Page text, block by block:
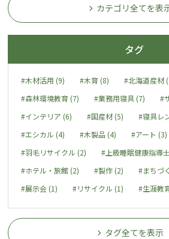
カテゴリ全てを表
タグ
#木材活用 (9) #木育 (8) #北海道産材
#森林環境教育 (7)
#業務用寝具 (7)
#
#インテリア (6)
#国産材 (5)
#寝具レ
#エシカル (4)
#木製品 (4) #アート (3)
#羽毛リサイクル (2)
#上級睡眠健康指導
#ホテル・旅館 (2)
#製作 (2) #まちづ
#展示会 (1)
#リサイクル (1) #生涯教
タグ全てを表示